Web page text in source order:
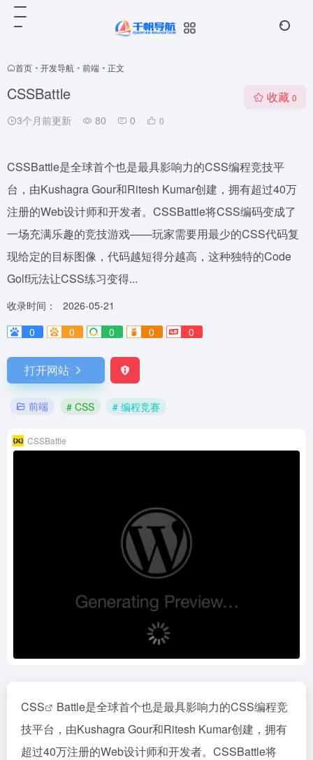
首页 • 开发导航 • 前端 • 正文
CSSBattle
3个月前更新 80 0 0
收藏 0
CSSBattle是全球首个也是最具影响力的CSS编程竞技平
台，由Kushagra Gour和Ritesh Kumar创建，拥有超过40万
注册的Web设计师和开发者。CSSBattle将CSS编码变成了
一场充满乐趣的竞技游戏——玩家需要用最少的CSS代码复
现给定的目标图像，代码越短得分越高，这种独特的Code
Golf玩法让CSS练习变得...
收录时间：
2026-05-21
0
0 0 0 0
打开网站
前端 # CSS # 编程竞赛
CSSBattle
CSS
Battle是全球首个也是最具影响力的CSS编程竞
技平台，由Kushagra Gour和Ritesh Kumar创建，拥有
超过40万注册的Web设计师和开发者。CSSBattle将